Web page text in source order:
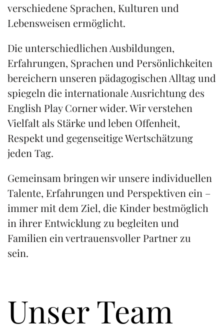
verschiedene Sprachen, Kulturen und
Lebensweisen ermöglicht.
Die unterschiedlichen Ausbildungen,
Erfahrungen, Sprachen und Persönlichkeiten
bereichern unseren pädagogischen Alltag und
spiegeln die internationale Ausrichtung des
English Play Corner wider. Wir verstehen
Vielfalt als Stärke und leben Offenheit,
Respekt und gegenseitige Wertschätzung
jeden Tag.
Gemeinsam bringen wir unsere individuellen
Talente, Erfahrungen und Perspektiven ein –
immer mit dem Ziel, die Kinder bestmöglich
in ihrer Entwicklung zu begleiten und
Familien ein vertrauensvoller Partner zu
sein.
Unser Team